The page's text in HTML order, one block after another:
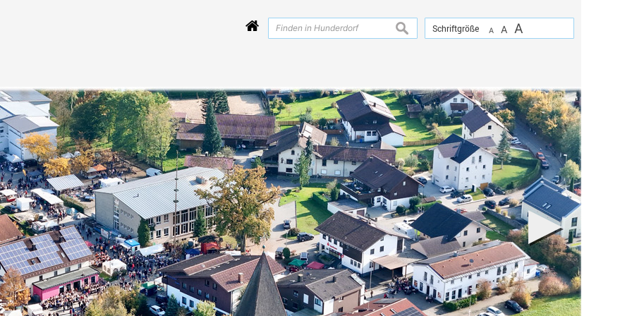
Schriftgröße A A A
suchen